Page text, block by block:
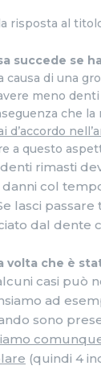
risposta al
succede se
causa di una
meno
che
d’accordo
a questo
denti rimasti
danni col
lasci
dal dente
volta che è
casi può
ad
sono
(quindi 4